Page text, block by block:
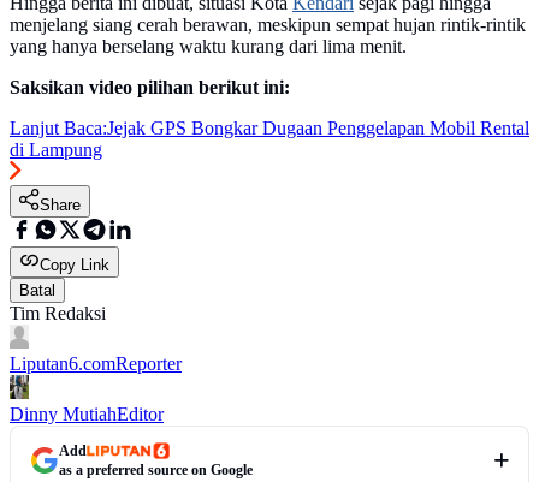
menjelang siang cerah berawan, meskipun sempat hujan rintik-rintik
yang hanya berselang waktu kurang dari lima menit.
Saksikan video pilihan berikut ini:
Lanjut Baca:Jejak GPS Bongkar Dugaan Penggelapan Mobil Rental
di Lampung
Share
Copy Link
Batal
Tim Redaksi
Liputan6.comReporter
Dinny MutiahEditor
Add
as a preferred source on Google